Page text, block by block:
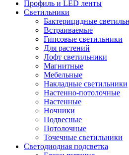
Профиль и LED ленты
Светильники
Бактерицидные
Встраиваемые
Гипсовые светильники
Для растений
Лофт светильники
Магнитные
Мебельные
Накладные светильники
Настенно-потолочные
Настенные
Ночники
Подвесные
Потолочные
Точечные светильники
Светодиодная подсветка